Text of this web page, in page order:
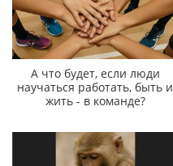
А что будет, если люди
научаться работать, быть и
жить - в команде?